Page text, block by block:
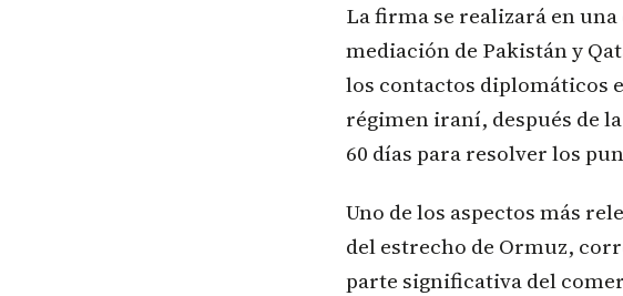
La firma se realizará en
mediación de Pakistán y
los contactos diplomáticos
régimen iraní, después de
60 días para resolver los
Uno de los aspectos más
del estrecho de Ormuz,
parte significativa del